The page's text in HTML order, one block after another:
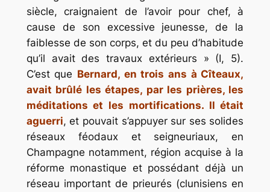
siècle, craignaient de l’avoir pour chef, à
cause de son excessive jeunesse, de la
faiblesse de son corps, et du peu d’habitude
qu’il avait des travaux extérieurs » (I, 5).
C’est que Bernard, en trois ans à Cîteaux,
avait brûlé les étapes, par les prières, les
méditations et les mortifications. Il était
aguerri, et pouvait s’appuyer sur ses solides
réseaux féodaux et seigneuriaux, en
Champagne notamment, région acquise à la
réforme monastique et possédant déjà un
réseau important de prieurés (clunisiens en